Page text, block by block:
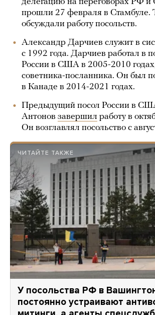
прошли 27 февраля в Стамбуле.
обсуждали работу посольств.
Александр Дарчиев служит в
с 1992 года. Дарчиев работал в
России в США в 2005-2010
советника-посланника. Он был
в Канаде в 2014-2021 годах.
Предыдущий посол России в
Антонов завершил работу в
Он возглавлял посольство с
ЧИТАЙТЕ ТАКЖЕ
У посольства РФ в
постоянно устраивают